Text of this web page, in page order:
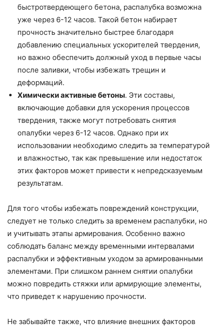
быстротвердеющего бетона, распалубка возможна
уже через 6-12 часов. Такой бетон набирает
прочность значительно быстрее благодаря
добавлению специальных ускорителей твердения,
но важно обеспечить должный уход в первые часы
после заливки, чтобы избежать трещин и
деформаций.
Химически активные бетоны. Эти составы,
включающие добавки для ускорения процессов
твердения, также могут потребовать снятия
опалубки через 6-12 часов. Однако при их
использовании необходимо следить за температурой
и влажностью, так как превышение или недостаток
этих факторов может привести к непредсказуемым
результатам.
Для того чтобы избежать повреждений конструкции,
следует не только следить за временем распалубки, но
и учитывать этапы армирования. Особенно важно
соблюдать баланс между временными интервалами
распалубки и эффективным уходом за армированными
элементами. При слишком раннем снятии опалубки
можно повредить стяжки или армирующие элементы,
что приведет к нарушению прочности.
Не забывайте также, что влияние внешних факторов